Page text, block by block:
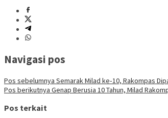
Navigasi pos
Pos sebelumnya Semarak Milad ke‑10, Rakompas
Pos berikutnya Genap Berusia 10 Tahun, Milad
Pos terkait